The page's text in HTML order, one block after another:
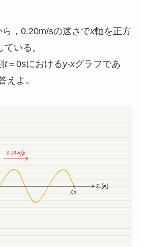
，0.20m/sの速さでx軸を正方
いる。
t＝0sにおけるy-xグラフであ
えよ。